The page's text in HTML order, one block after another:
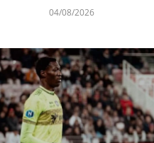
04/08/2026